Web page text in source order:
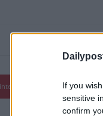
If you
sensitive
confirm
WhatsApp